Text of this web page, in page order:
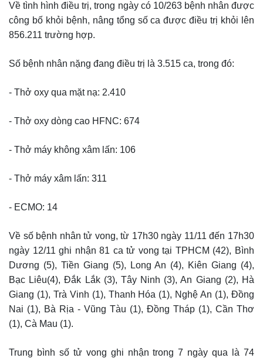
Về tình hình điều trị, trong ngày có 10/263 bệnh nhân được
công bố khỏi bệnh, nâng tổng số ca được điều trị khỏi lên
856.211 trường hợp.
Số bệnh nhân nặng đang điều trị là 3.515 ca, trong đó:
- Thở oxy qua mặt nạ: 2.410
- Thở oxy dòng cao HFNC: 674
- Thở máy không xâm lấn: 106
- Thở máy xâm lấn: 311
- ECMO: 14
Về số bệnh nhân tử vong, từ 17h30 ngày 11/11 đến 17h30
ngày 12/11 ghi nhận 81 ca tử vong tại TPHCM (42), Bình
Dương (5), Tiền Giang (5), Long An (4), Kiên Giang (4),
Bạc Liêu(4), Đắk Lắk (3), Tây Ninh (3), An Giang (2), Hà
Giang (1), Trà Vinh (1), Thanh Hóa (1), Nghệ An (1), Đồng
Nai (1), Bà Rịa - Vũng Tàu (1), Đồng Tháp (1), Cần Thơ
(1), Cà Mau (1).
Trung bình số tử vong ghi nhận trong 7 ngày qua là 74